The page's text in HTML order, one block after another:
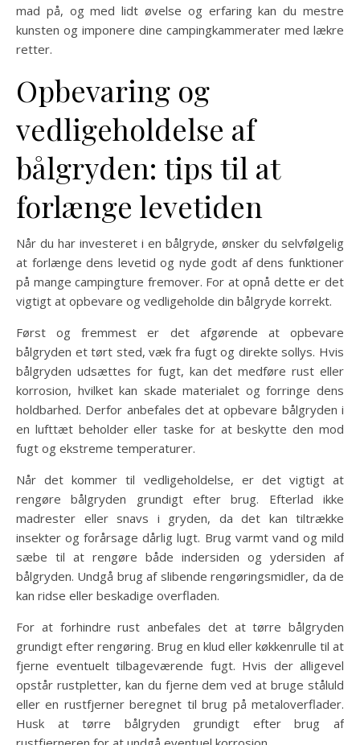
mad på, og med lidt øvelse og erfaring kan du mestre
kunsten og imponere dine campingkammerater med lækre
retter.
Opbevaring og
vedligeholdelse af
bålgryden: tips til at
forlænge levetiden
Når du har investeret i en bålgryde, ønsker du selvfølgelig
at forlænge dens levetid og nyde godt af dens funktioner
på mange campingture fremover. For at opnå dette er det
vigtigt at opbevare og vedligeholde din bålgryde korrekt.
Først og fremmest er det afgørende at opbevare
bålgryden et tørt sted, væk fra fugt og direkte sollys. Hvis
bålgryden udsættes for fugt, kan det medføre rust eller
korrosion, hvilket kan skade materialet og forringe dens
holdbarhed. Derfor anbefales det at opbevare bålgryden i
en lufttæt beholder eller taske for at beskytte den mod
fugt og ekstreme temperaturer.
Når det kommer til vedligeholdelse, er det vigtigt at
rengøre bålgryden grundigt efter brug. Efterlad ikke
madrester eller snavs i gryden, da det kan tiltrække
insekter og forårsage dårlig lugt. Brug varmt vand og mild
sæbe til at rengøre både indersiden og ydersiden af
bålgryden. Undgå brug af slibende rengøringsmidler, da de
kan ridse eller beskadige overfladen.
For at forhindre rust anbefales det at tørre bålgryden
grundigt efter rengøring. Brug en klud eller køkkenrulle til at
fjerne eventuelt tilbageværende fugt. Hvis der alligevel
opstår rustpletter, kan du fjerne dem ved at bruge ståluld
eller en rustfjerner beregnet til brug på metaloverflader.
Husk at tørre bålgryden grundigt efter brug af